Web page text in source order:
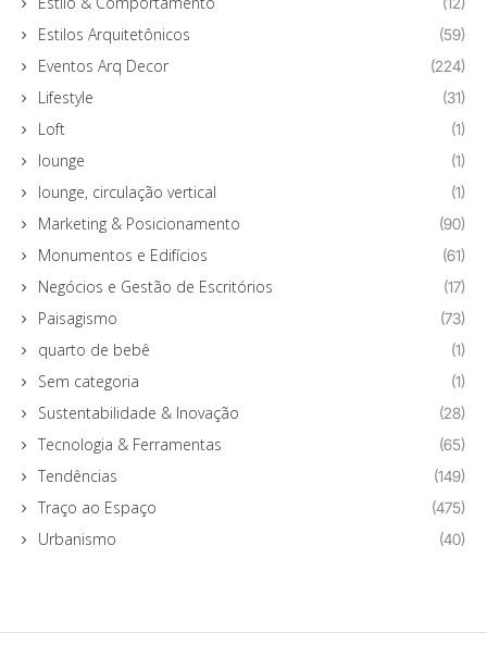
Estilos Arquitetônicos (59)
Eventos Arq Decor (224)
Lifestyle (31)
Loft (1)
lounge (1)
lounge, circulação vertical (1)
Marketing & Posicionamento (90)
Monumentos e Edifícios (61)
Negócios e Gestão de Escritórios (17)
Paisagismo (73)
quarto de bebê (1)
Sem categoria (1)
Sustentabilidade & Inovação (28)
Tecnologia & Ferramentas (65)
Tendências (149)
Traço ao Espaço (475)
Urbanismo (40)